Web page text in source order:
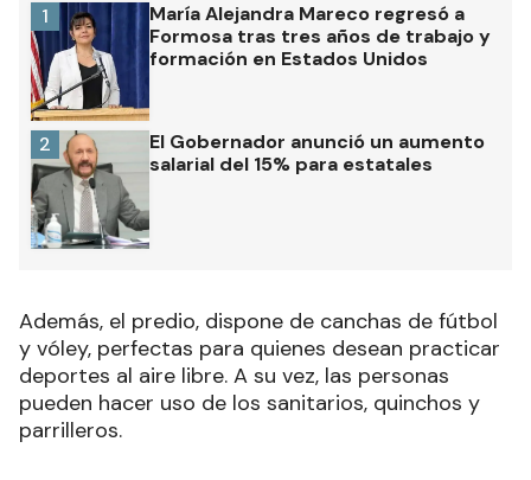
María Alejandra Mareco regresó a
Formosa tras tres años de trabajo y
formación en Estados Unidos
1
El Gobernador anunció un aumento
salarial del 15% para estatales
2
Además, el predio, dispone de canchas de fútbol
y vóley, perfectas para quienes desean practicar
deportes al aire libre. A su vez, las personas
pueden hacer uso de los sanitarios, quinchos y
parrilleros.